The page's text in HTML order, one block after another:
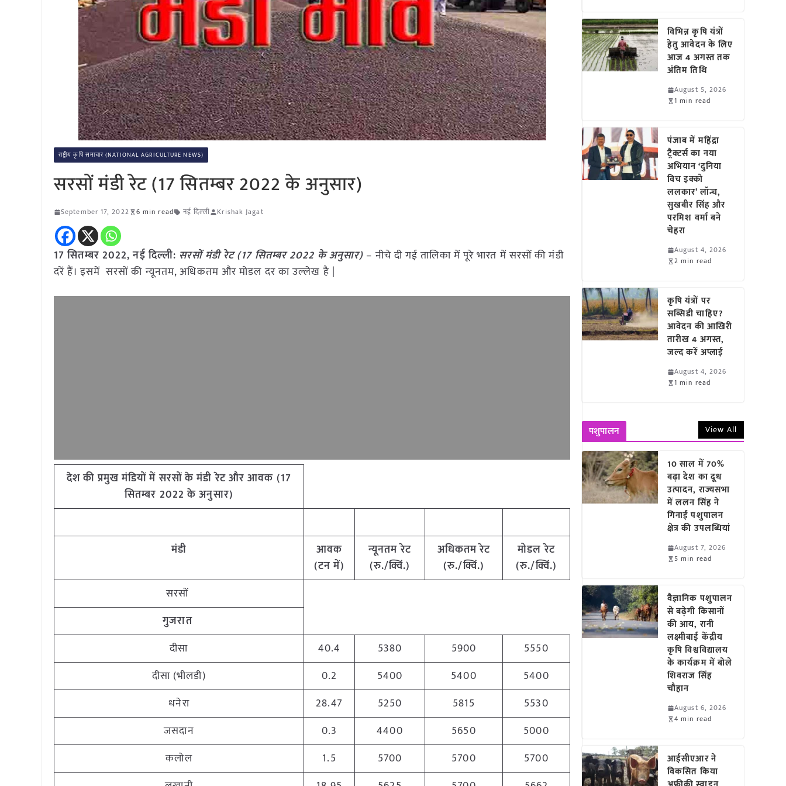
राष्ट्रीय कृषि समाचार (NATIONAL AGRICULTURE NEWS)
सरसों मंडी रेट (17 सितम्बर 2022 के अनुसार)
September 17, 2022 6 min read नई दिल्ली Krishak Jagat
17 सितम्बर 2022, नई दिल्ली: सरसों मंडी रेट (17 सितम्बर 2022 के अनुसार) – नीचे दी गई तालिका में पूरे भारत में सरसों की मंडी
दरें हैं। इसमें सरसों की न्यूनतम, अधिकतम और मोडल दर का उल्लेख है |
देश की प्रमुख मंडियों में सरसों के मंडी रेट और आवक (17
सितम्बर 2022 के अनुसार)
मंडी
आवक
(टन में)
न्यूनतम रेट
(रु./क्विं.)
अधिकतम रेट
(रु./क्विं.)
मोडल रेट
(रु./क्विं.)
सरसों
गुजरात
दीसा
40.4 5380 5900
5550
दीसा (भीलडी)
0.2 5400 5400
5400
धनेरा
28.47 5250 5815
5530
जसदान
0.3 4400 5650
5000
कलोल
1.5 5700 5700
5700
विभिन्न कृषि यंत्रों
हेतु आवेदन के लिए
आज 4 अगस्त तक
अंतिम तिथि
August 5, 2026
1 min read
पंजाब में महिंद्रा
ट्रैक्टर्स का नया
अभियान ‘दुनिया
विच इक्को
ललकार’ लॉन्च,
सुखबीर सिंह और
परमिश वर्मा बने
चेहरा
August 4, 2026
2 min read
कृषि यंत्रों पर
सब्सिडी चाहिए?
आवेदन की आखिरी
तारीख 4 अगस्त,
जल्द करें अप्लाई
August 4, 2026
1 min read
पशुपालन View All
10 साल में 70%
बढ़ा देश का दूध
उत्पादन, राज्यसभा
में ललन सिंह ने
गिनाईं पशुपालन
क्षेत्र की उपलब्धियां
August 7, 2026
5 min read
वैज्ञानिक पशुपालन
से बढ़ेगी किसानों
की आय, रानी
लक्ष्मीबाई केंद्रीय
कृषि विश्वविद्यालय
के कार्यक्रम में बोले
शिवराज सिंह
चौहान
August 6, 2026
4 min read
आईसीएआर ने
विकसित किया